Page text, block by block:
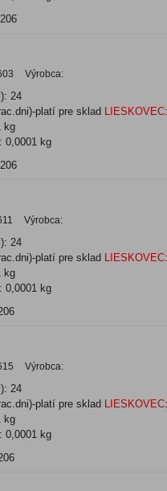
Výrobca:
24
platí pre sklad LIESKOVEC:
kg
0,0001 kg
Výrobca:
24
platí pre sklad LIESKOVEC:
kg
0,0001 kg
Výrobca:
24
platí pre sklad LIESKOVEC:
kg
0,0001 kg